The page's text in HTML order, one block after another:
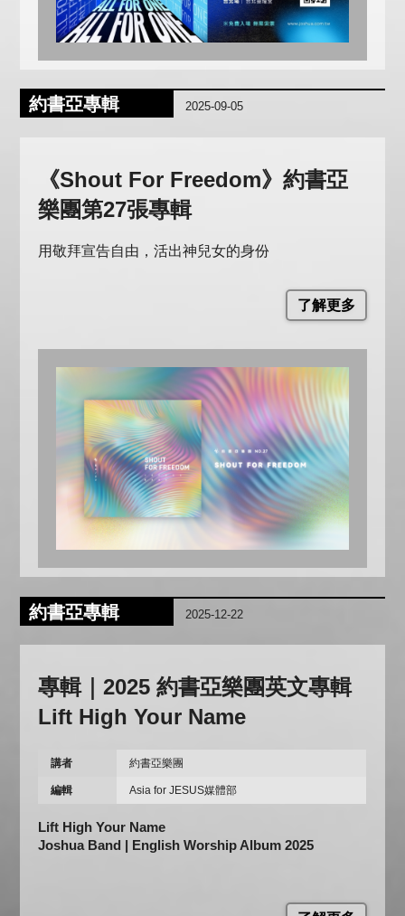
約書亞專輯 2025-09-05
《Shout For Freedom》約書亞
樂團第27張專輯
用敬拜宣告自由，活出神兒女的身份
了解更多
約書亞專輯 2025-12-22
專輯｜2025 約書亞樂團英文專輯
Lift High Your Name
講者 約書亞樂團
編輯 Asia for JESUS媒體部
Lift High Your Name
Joshua Band | English Worship Album 2025